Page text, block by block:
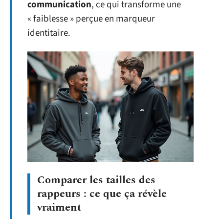
communication, ce qui transforme une
« faiblesse » perçue en marqueur
identitaire.
Comparer les tailles des
rappeurs : ce que ça révèle
vraiment